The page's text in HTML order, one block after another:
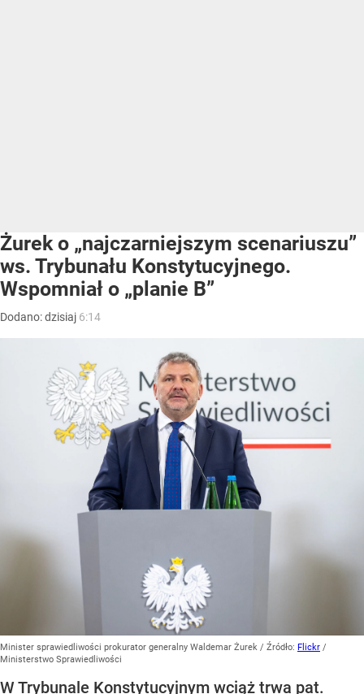
Żurek o „najczarniejszym scenariuszu”
ws. Trybunału Konstytucyjnego.
Wspomniał o „planie B”
Dodano:dzisiaj 6:14
Minister sprawiedliwości prokurator generalny Waldemar Żurek / Źródło: Flickr /
Ministerstwo Sprawiedliwości
W Trybunale Konstytucyjnym wciąż trwa pat.